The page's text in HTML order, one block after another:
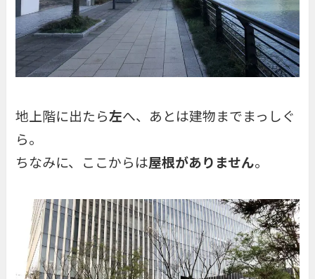
地上階に出たら左へ、あとは建物までまっしぐ
ら。
ちなみに、ここからは屋根がありません。